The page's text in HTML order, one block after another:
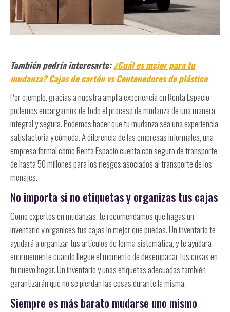
También podría interesarte:¿Cuál es mejor para tu
mudanza? Cajas de cartón vs Contenedores de plástico
Por ejemplo, gracias a nuestra amplia experiencia en Renta Espacio
podemos encargarnos de todo el proceso de mudanza de una manera
integral y segura. Podemos hacer que tu mudanza sea una experiencia
satisfactoria y cómoda. A diferencia de las empresas informales, una
empresa formal como Renta Espacio cuenta con seguro de transporte
de hasta 50 millones para los riesgos asociados al transporte de los
menajes.
No importa si no etiquetas y organizas tus cajas
Como expertos en mudanzas, te recomendamos que hagas un
inventario y organices tus cajas lo mejor que puedas. Un inventario te
ayudará a organizar tus artículos de forma sistemática, y te ayudará
enormemente cuando llegue el momento de desempacar tus cosas en
tu nuevo hogar. Un inventario y unas etiquetas adecuadas también
garantizarán que no se pierdan las cosas durante la misma.
Siempre es más barato mudarse uno mismo